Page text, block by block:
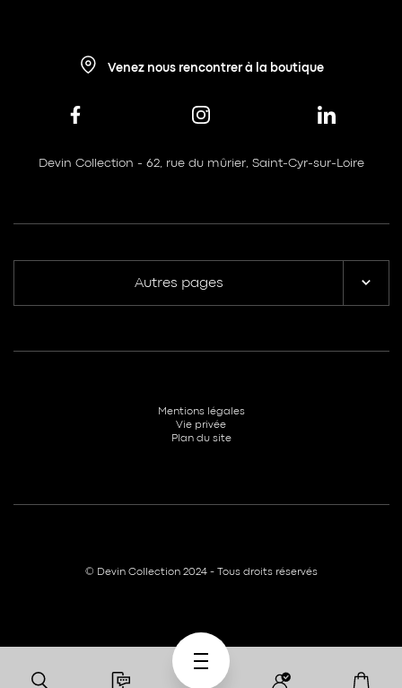
Venez nous rencontrer à la boutique
Devin Collection - 62, rue du mûrier, Saint-Cyr-sur-Loire
Autres pages
© Devin Collection 2024 - Tous droits réservés
Mentions légales
Vie privée
Plan du site